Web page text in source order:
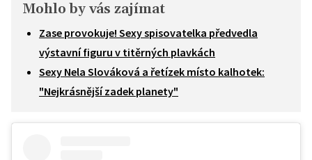
Mohlo by vás zajímat
Zase provokuje! Sexy spisovatelka předvedla
výstavní figuru v titěrných plavkách
Sexy Nela Slováková a řetízek místo kalhotek:
"Nejkrásnější zadek planety"